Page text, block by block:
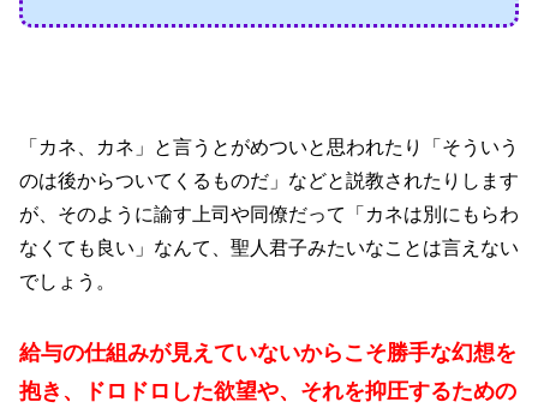
「カネ、カネ」と言うとがめついと思われたり「そういう
のは後からついてくるものだ」などと説教されたりします
が、そのように諭す上司や同僚だって「カネは別にもらわ
なくても良い」なんて、聖人君子みたいなことは言えない
でしょう。
給与の仕組みが見えていないからこそ勝手な幻想を
抱き、ドロドロした欲望や、それを抑圧するための